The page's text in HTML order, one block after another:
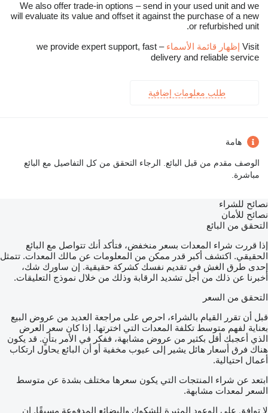
We also offer trade-in options – send in your used unit and we
will evaluate its value and offset it against the purchase of a new
or refurbished unit.
Visit إظهار قائمة الأسماء
– we provide expert support, fast
delivery and reliable service
طلب معلومات إضافية
هامة
الوصف مقدم من قبل البائع. الرجاء التحقق من كل التفاصيل مع البائع
مباشرة.
نصائح للشراء
نصائح للأمان
التحقق من البائع
إذا قررت شراء المعدات بسعر منخفض، فتأكد أنك تتواصل مع البائع
الحقيقي. اكتشف أكبر قدر ممكن من المعلومات عن مالك المعدات. تتمثل
إحدى طرق الغش في تقديم نفسك كشركة حقيقية. إن ساورك شك،
أخبرنا عن ذلك من أجل تشديد الرقابة وذلك من خلال نموذج التعليقات.
التحقق من السعر
قبل أن تقرر القيام بالشراء، احرص على مراجعة العديد من عروض البيع
بعناية لفهم متوسط تكلفة المعدات التي اخترتها. إذا كان سعر العرض
الذي أعجبك أقل بكثير من عروض مشابهة، ففكر في الأمر بتأنٍ. قد يكون
هناك فرق أسعار هائل يشير إلى عيوب مخفية أو أن البائع يحاول ارتكاب
أعمال احتيالية.
ابتعد عن شراء المنتجات التي يكون سعرها مختلف بشدة عن متوسط
السعر لمعدات مشابهة.
لا توافق على الوعود المثيرة للشكوك والبضائع المدفوعة مسبقًا. إن